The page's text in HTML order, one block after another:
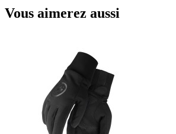
Vous aimerez aussi